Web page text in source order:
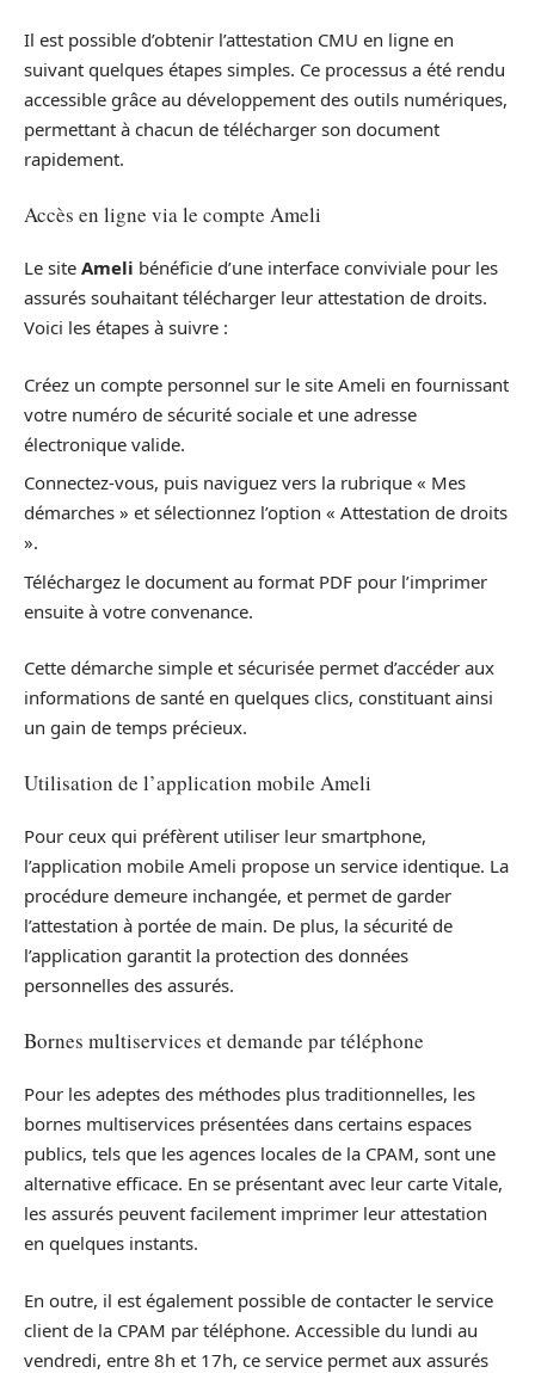
Il est possible d’obtenir l’attestation CMU en ligne en
suivant quelques étapes simples. Ce processus a été rendu
accessible grâce au développement des outils numériques,
permettant à chacun de télécharger son document
rapidement.
Accès en ligne via le compte Ameli
Le site Ameli bénéficie d’une interface conviviale pour les
assurés souhaitant télécharger leur attestation de droits.
Voici les étapes à suivre :
Créez un compte personnel sur le site Ameli en fournissant
votre numéro de sécurité sociale et une adresse
électronique valide.
Connectez-vous, puis naviguez vers la rubrique « Mes
démarches » et sélectionnez l’option « Attestation de droits
».
Téléchargez le document au format PDF pour l’imprimer
ensuite à votre convenance.
Cette démarche simple et sécurisée permet d’accéder aux
informations de santé en quelques clics, constituant ainsi
un gain de temps précieux.
Utilisation de l’application mobile Ameli
Pour ceux qui préfèrent utiliser leur smartphone,
l’application mobile Ameli propose un service identique. La
procédure demeure inchangée, et permet de garder
l’attestation à portée de main. De plus, la sécurité de
l’application garantit la protection des données
personnelles des assurés.
Bornes multiservices et demande par téléphone
Pour les adeptes des méthodes plus traditionnelles, les
bornes multiservices présentées dans certains espaces
publics, tels que les agences locales de la CPAM, sont une
alternative efficace. En se présentant avec leur carte Vitale,
les assurés peuvent facilement imprimer leur attestation
en quelques instants.
En outre, il est également possible de contacter le service
client de la CPAM par téléphone. Accessible du lundi au
vendredi, entre 8h et 17h, ce service permet aux assurés